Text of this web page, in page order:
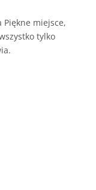
Piękne miejsce,
tylko